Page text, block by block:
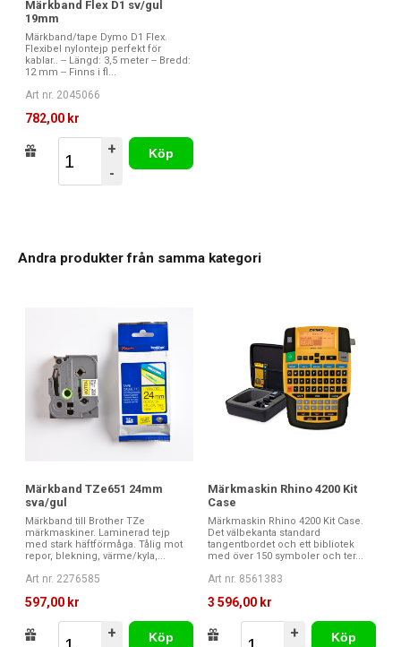
Märkband Flex D1 sv/gul
19mm
Märkband/tape Dymo D1 Flex.
Flexibel nylontejp perfekt för
kablar.. -- Längd: 3,5 meter -- Bredd:
12 mm -- Finns i fl...
Art nr. 2045066
782,00 kr
+
-
Köp
Andra produkter från samma kategori
Märkband TZe651 24mm
sva/gul
Märkband till Brother TZe
märkmaskiner. Laminerad tejp
med stark häftförmåga. Tålig mot
repor, blekning, värme/kyla,...
Art nr. 2276585
597,00 kr
+
Köp
Märkmaskin Rhino 4200 Kit
Case
Märkmaskin Rhino 4200 Kit Case.
Det välbekanta standard
tangentbordet och ett bibliotek
med över 150 symboler och ter...
Art nr. 8561383
3 596,00 kr
+
Köp